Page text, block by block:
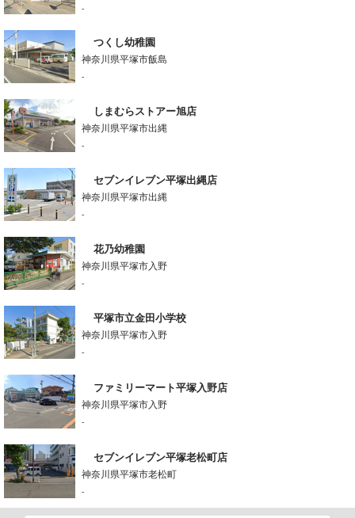
-
つくし幼稚園
神奈川県平塚市飯島
-
しまむらストアー旭店
神奈川県平塚市出縄
-
セブンイレブン平塚出縄店
神奈川県平塚市出縄
-
花乃幼稚園
神奈川県平塚市入野
-
平塚市立金田小学校
神奈川県平塚市入野
-
ファミリーマート平塚入野店
神奈川県平塚市入野
-
セブンイレブン平塚老松町店
神奈川県平塚市老松町
-